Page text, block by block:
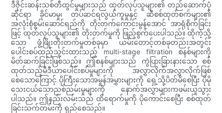
ဒီဇိုင်းဆန်းသစ်တီထွင်မှုများသည် ထုတ်လုပ်သူများ၏ တည်ဆောက်ပုံ
ဆိုင်ရာ ခိုင်မာမှု၊ တပ်ဆင်ရလွယ်ကူမှုနှင့် ဆီစစ်ထုတ်စက်များ၏
အလုံးစုံစွမ်းဆောင်ရည်ကို တိုးတက်ကောင်းမွန်အောင် အာရုံစိုက်ခြင်း
ဖြင့် ထုတ်လုပ်သူများ၏ တိုးတက်မှုကို ဖြည့်စွက်ပေးပါသည်။ ထိုကဲ့သို့
သော ဖွံ့ဖြိုးတိုးတက်မှုတစ်ခုမှာ ယမ်းတောင့်တစ်ခုတည်းအတွင်း
ပေါင်းစပ်ထည့်သွင်းထားသည့် multi-stage filtration စနစ်များကို
မိတ်ဆက်ခြင်းဖြစ်သည်။ ဤစနစ်များသည် ကွဲပြားခြားနားသော စစ်
ထုတ်သည့်မီဒီယာပေါင်းစပ်မှုများကို အလွှာလိုက်အလွှာလိုက်ဖြစ်
စေသောကြောင့် ပိုကြီးသောအမှုန်အမွှားများကို ရှေ့သို့ပိတ်မိစေပြီး ပိုမို
သေးငယ်သောညစ်ညမ်းမှုများကို နောက်အလွှာများကဖမ်းယူသွား
ပါသည်။ ဤနည်းလမ်းသည် ထိရောက်မှုကို ပိုကောင်းစေပြီး စစ်ထုတ်
ခြင်းသက်တမ်းကို ရှည်စေသည်။